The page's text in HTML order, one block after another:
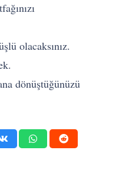
olacaksınız.
dönüştüğünüzü